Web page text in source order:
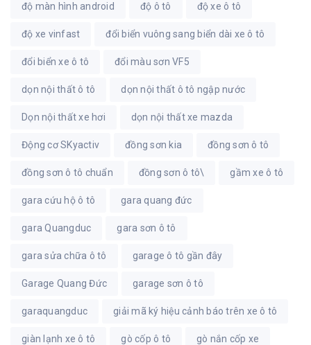
độ màn hình android độ ô tô độ xe ô tô
độ xe vinfast đổi biển vuông sang biển dài xe ô tô
đổi biển xe ô tô đổi màu sơn VF5
dọn nội thất ô tô dọn nội thất ô tô ngập nước
Dọn nội thất xe hơi dọn nội thất xe mazda
Động cơ SKyactiv đồng sơn kia đồng sơn ô tô
đồng sơn ô tô chuẩn đồng sơn ô tô\ gầm xe ô tô
gara cứu hộ ô tô gara quang đức
gara Quangduc gara sơn ô tô
gara sửa chữa ô tô garage ô tô gần đây
Garage Quang Đức garage sơn ô tô
garaquangduc giải mã ký hiệu cảnh báo trên xe ô tô
giàn lạnh xe ô tô gò cốp ô tô gò nắn cốp xe